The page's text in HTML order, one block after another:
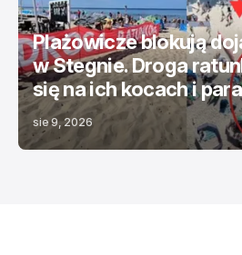
Plażowicze blokują
w Stegnie. Droga
się na ich kocach i
sie 9, 2026